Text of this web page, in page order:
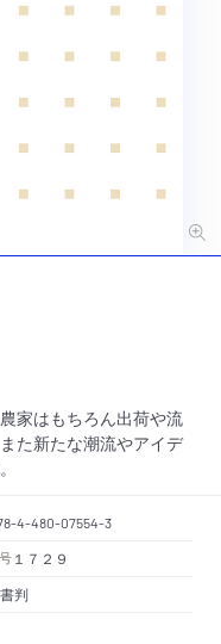
家はもちろん出荷や流
た新たな潮流やアイデ
4-480-07554-3
１７２９
判